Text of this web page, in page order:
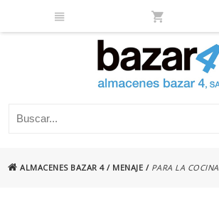
ALMACENES BAZAR 4/ MENAJE / PARA LA COCINA